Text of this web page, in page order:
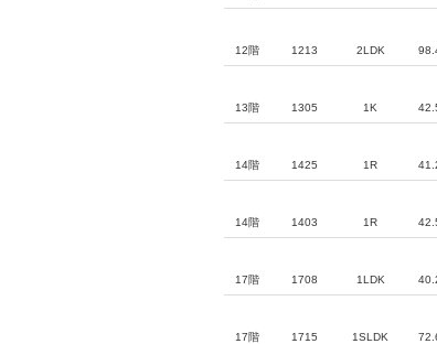
12階 1213 2LDK
13階 1305 1K
14階 1425 1R
14階 1403 1R
17階 1708 1LDK
17階 1715 1SLDK